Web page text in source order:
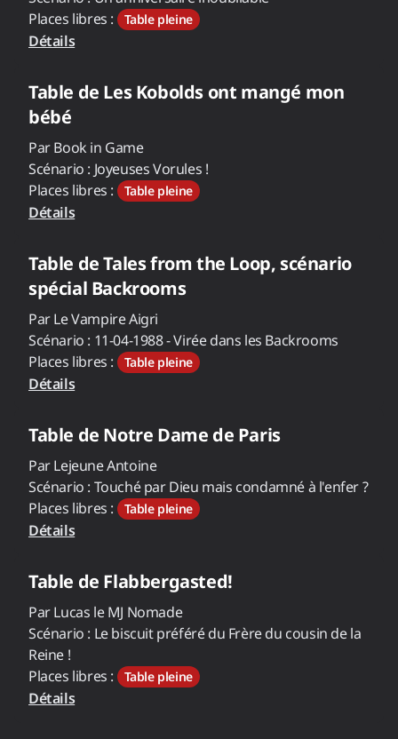
Places libres :
Table pleine
Détails
Table de Les Kobolds ont mangé mon
bébé
ParBook in Game
Scénario : Joyeuses Vorules !
Places libres :
Table pleine
Détails
Table deTales from the Loop, scénario
spécial Backrooms
ParLe Vampire Aigri
Scénario : 11-04-1988 - Virée dans les Backrooms
Places libres :
Table pleine
Détails
Table de Notre Dame de Paris
ParLejeune Antoine
Scénario : Touché par Dieu mais condamné à l'enfer ?
Places libres :
Table pleine
Détails
Table de Flabbergasted!
ParLucas le MJ Nomade
Scénario : Le biscuit préféré du Frère du cousin de la
Reine !
Places libres :
Table pleine
Détails